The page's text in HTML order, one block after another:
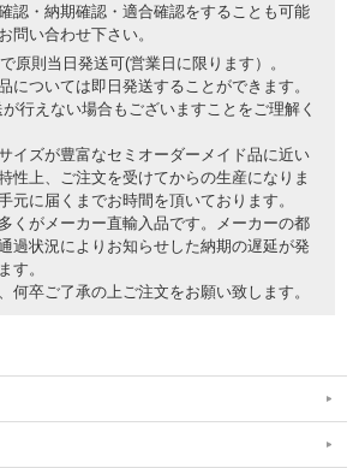
認・納期確認・適合確認をすることも可能
問い合わせ下さい。
原則当日発送可(営業日に限ります）。
については即日発送することができます。
が行えない場合もございますことをご理解く
イズが豊富なセミオーダーメイド品に近い
性上、ご注文を受けてからの生産になりま
元に届くまでお時間を頂いております。
くがメーカー直輸入品です。メーカーの都
過状況によりお知らせした納期の遅延が発
す。
何卒ご了承の上ご注文をお願い致します。